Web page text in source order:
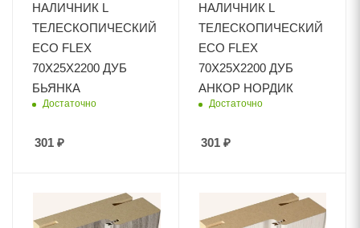
НАЛИЧНИК L
ТЕЛЕСКОПИЧЕСКИЙ
ECO FLEX
70Х25Х2200 ДУБ
БЬЯНКА
Достаточно
301 ₽
НАЛИЧНИК L
ТЕЛЕСКОПИЧЕСКИЙ
ECO FLEX
70Х25Х2200 ДУБ
АНКОР НОРДИК
Достаточно
301 ₽